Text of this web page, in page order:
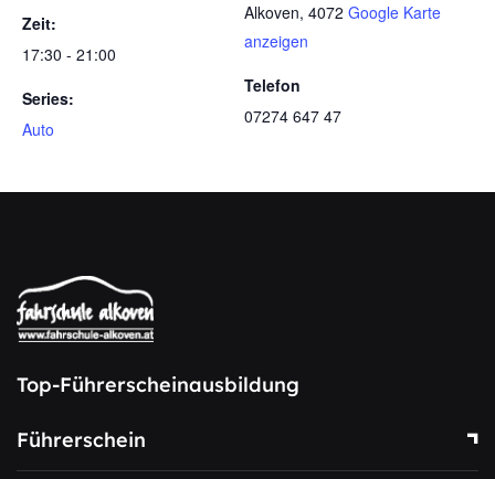
Zeit:
17:30 - 21:00
Series:
Auto
Alkoven, 4072 Google Karte
anzeigen
Telefon
07274 647 47
Top-Führerscheinausbildung
Führerschein